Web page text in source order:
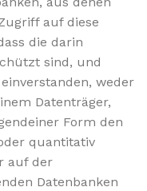
auf diese
die darin
sind, und
weder
Datenträger,
Form den
quantitativ
auf der
Datenbanken